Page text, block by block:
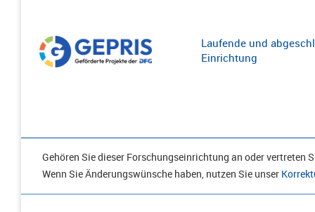
Laufende und
Einrichtung
Gehören Sie dieser Forschungseinrichtung an oder vertreten
Wenn Sie Änderungswünsche haben, nutzen Sie unser